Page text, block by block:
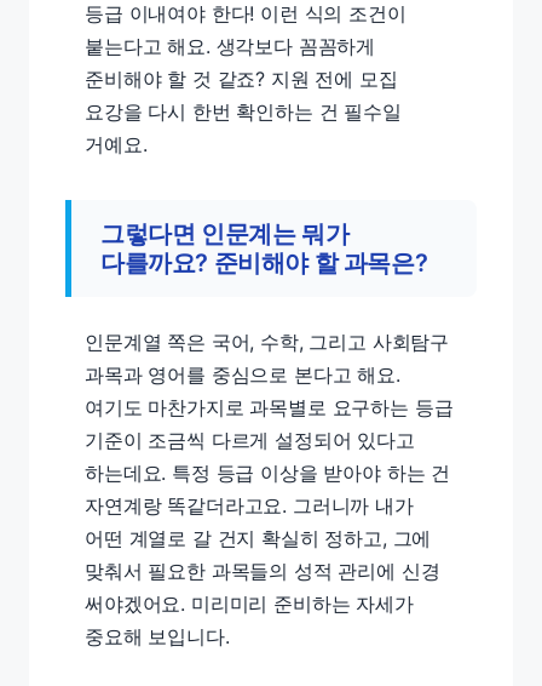
등급 이내여야 한다! 이런 식의 조건이
붙는다고 해요. 생각보다 꼼꼼하게
준비해야 할 것 같죠? 지원 전에 모집
요강을 다시 한번 확인하는 건 필수일
거예요.
그렇다면 인문계는 뭐가
다를까요? 준비해야 할 과목은?
인문계열 쪽은 국어, 수학, 그리고 사회탐구
과목과 영어를 중심으로 본다고 해요.
여기도 마찬가지로 과목별로 요구하는 등급
기준이 조금씩 다르게 설정되어 있다고
하는데요. 특정 등급 이상을 받아야 하는 건
자연계랑 똑같더라고요. 그러니까 내가
어떤 계열로 갈 건지 확실히 정하고, 그에
맞춰서 필요한 과목들의 성적 관리에 신경
써야겠어요. 미리미리 준비하는 자세가
중요해 보입니다.